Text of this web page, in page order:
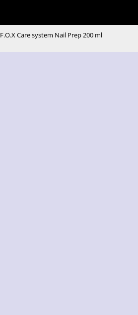
F.O.X Care system Nail Prep 200 ml